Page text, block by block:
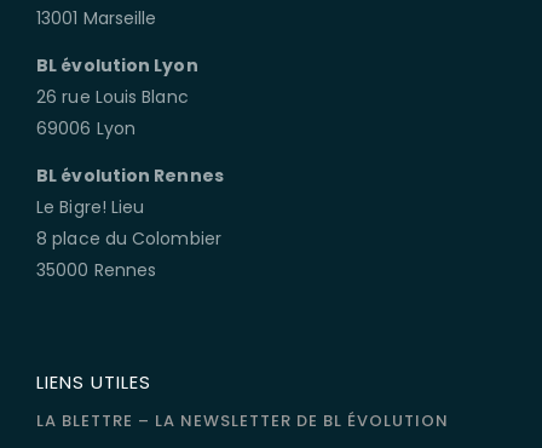
13001 Marseille
BL évolution Lyon
26 rue Louis Blanc
69006 Lyon
BL évolution Rennes
Le Bigre! Lieu
8 place du Colombier
35000 Rennes
LIENS UTILES
LA BLETTRE – LA NEWSLETTER DE BL ÉVOLUTION